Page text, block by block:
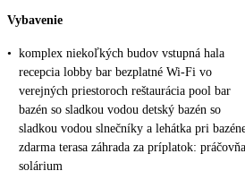
Vybavenie
• komplex niekoľkých budov vstupná hala
recepcia lobby bar bezplatné Wi-Fi vo
verejných priestoroch reštaurácia pool bar
bazén so sladkou vodou detský bazén so
sladkou vodou slnečníky a lehátka pri
zdarma terasa záhrada za príplatok:
solárium